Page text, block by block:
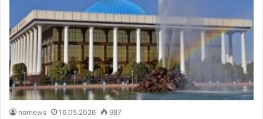
nornews 16.05.2026 987